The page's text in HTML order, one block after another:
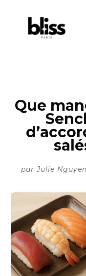
Que
parJulie Nguyen